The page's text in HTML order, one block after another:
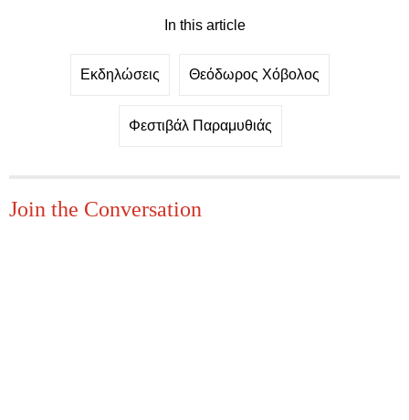
In this article
Εκδηλώσεις Θεόδωρος Χόβολος
Φεστιβάλ Παραμυθιάς
Join the Conversation